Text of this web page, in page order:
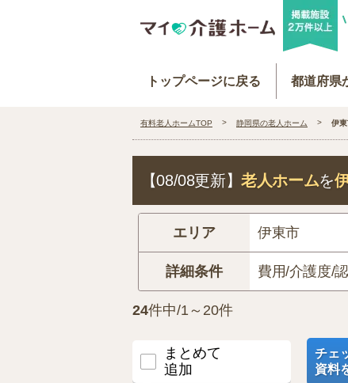
トップページに戻る 都道府県
有料老人ホームTOP 静岡県の老人ホーム 伊
【08/08更新】老人ホームを
エリア 伊東市
詳細条件 費用/介護度/
24件中/1～20件
まとめて
追加
チェ
資料